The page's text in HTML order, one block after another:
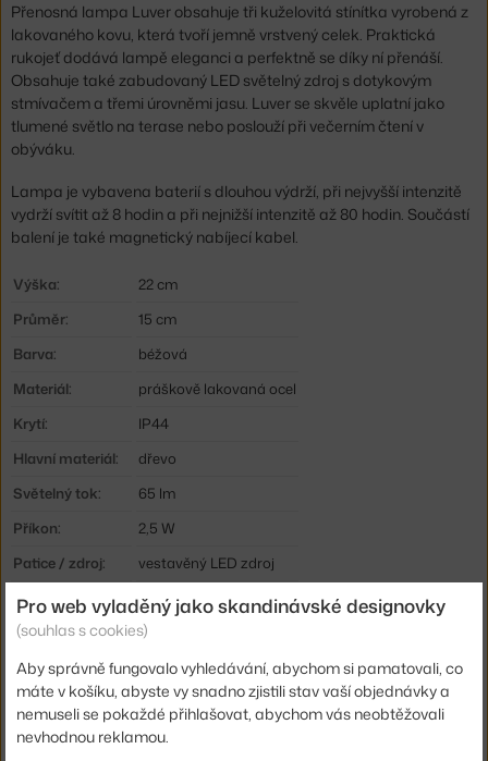
Přenosná lampa Luver obsahuje tři kuželovitá stínítka vyrobená z
lakovaného kovu, která tvoří jemně vrstvený celek. Praktická
rukojeť dodává lampě eleganci a perfektně se díky ní přenáší.
Obsahuje také zabudovaný LED světelný zdroj s dotykovým
stmívačem a třemi úrovněmi jasu. Luver se skvěle uplatní jako
tlumené světlo na terase nebo poslouží při večerním čtení v
obýváku.
Lampa je vybavena baterií s dlouhou výdrží, při nejvyšší intenzitě
vydrží svítit až 8 hodin a při nejnižší intenzitě až 80 hodin. Součástí
balení je také magnetický nabíjecí kabel.
Výška:
22 cm
Průměr:
15 cm
Barva:
béžová
Materiál:
práškově lakovaná ocel
Krytí:
IP44
Hlavní materiál:
dřevo
Světelný tok:
65 lm
Příkon:
2,5 W
Patice / zdroj:
vestavěný LED zdroj
Životnost:
30000 hod.
Stmívatelné:
ano
Distribuce světla: nepřímé světlo
Zdroj součástí:
ano, vestavěný
Barevná teplota:
2200 K
Pro web vyladěný jako skandinávské designovky
(souhlas s cookies)
Aby správně fungovalo vyhledávání, abychom si pamatovali, co
máte v košíku, abyste vy snadno zjistili stav vaší objednávky a
nemuseli se pokaždé přihlašovat, abychom vás neobtěžovali
nevhodnou reklamou.